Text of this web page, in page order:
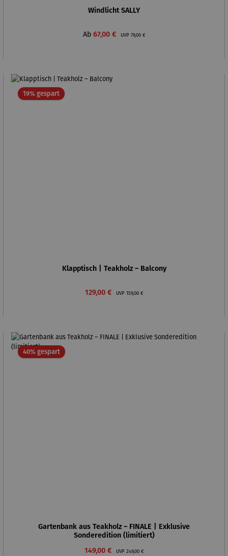
Windlicht SALLY
Verkaufspreis:
Ab 67,00 € UVP Regulärer Preis:
79,00 €
19% gespartRabatt
Klapptisch | Teakholz – Balcony
Verkaufspreis:
129,00 € UVP Regulärer Preis:
159,00 €
40% gespartRabatt
Gartenbank aus Teakholz – FINALE | Exklusive
Sonderedition (limitiert)
Verkaufspreis:
149,00 € UVP Regulärer Preis:
249,00 €